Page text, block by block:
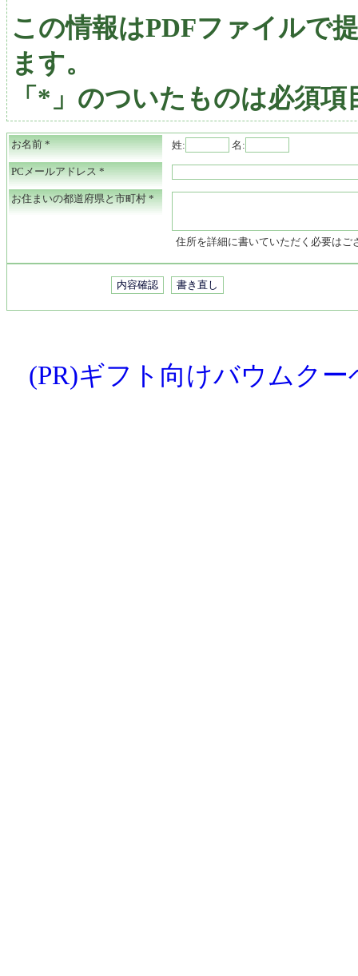
この情報はPDFファイルで
ます。
「*」のついたものは必須項
お名前* 姓: 名:
PCメールアドレス*
お住まいの都道府県と市町村*
住所を詳細に書いていただく必要はご
(PR)ギフト向けバウムク